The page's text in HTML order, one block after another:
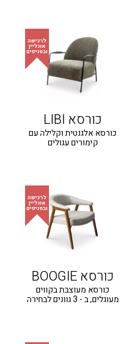
כורסא LIBI
כורסא אלגנטית וקלילה עם
קימורים עגולים
כורסא BOOGIE
כורסא מעוצבת בקווים
מעוגלים, ב - 3 גוונים לבחירה